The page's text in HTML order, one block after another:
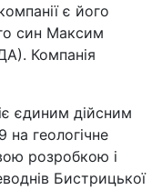
є його
син Максим
Компанія
єдиним дійсним
геологічне
розробкою і
Бистрицької